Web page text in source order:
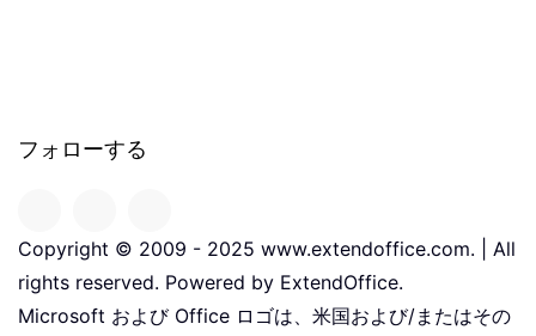
フォローする
Copyright © 2009 - 2025 www.extendoffice.com. | All
rights reserved. Powered by ExtendOffice.
Microsoft および Office ロゴは、米国および/またはその